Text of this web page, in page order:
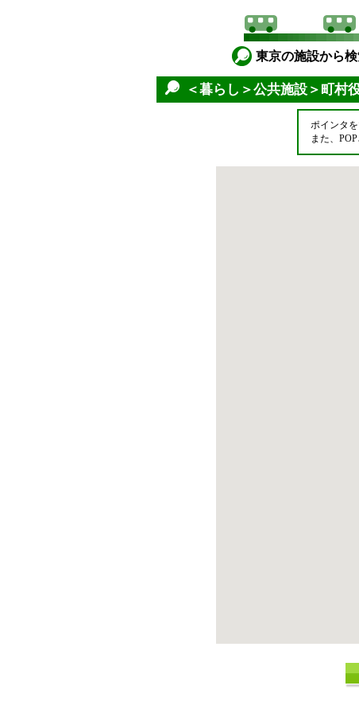
東京の施設から
＜暮らし＞公共施設＞町村
ポインタ
また、